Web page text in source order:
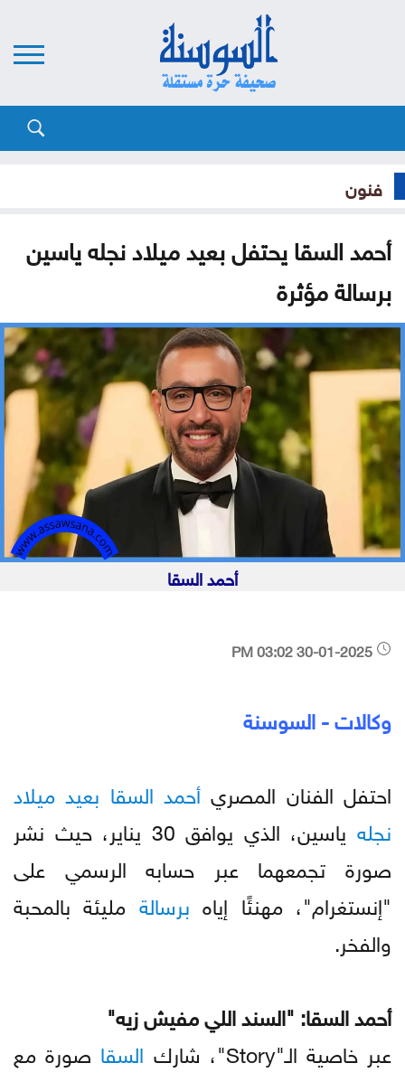
فنون
أحمد السقا يحتفل بعيد ميلاد نجله ياسين
برسالة مؤثرة
أحمد السقا
وكالات - السوسنة
احتفل الفنان المصري أحمد السقا بعيد ميلاد
نجله
ياسين، الذي يوافق 30 يناير، حيث نشر
صورة تجمعهما عبر حسابه الرسمي على
"إنستغرام"، مهنئًا إياه برسالة مليئة بالمحبة
والفخر.
أحمد السقا: "السند اللي مفيش زيه"
عبر خاصية الـ"Story"، شارك
السقا صورة مع